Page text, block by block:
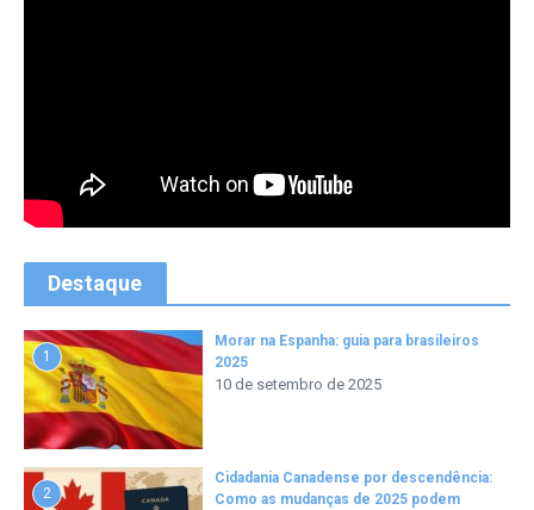
Destaque
1
Morar na Espanha: guia para brasileiros
2025
10 de setembro de 2025
2
Cidadania Canadense por descendência:
Como as mudanças de 2025 podem